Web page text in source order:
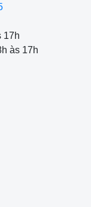
17h
às 17h